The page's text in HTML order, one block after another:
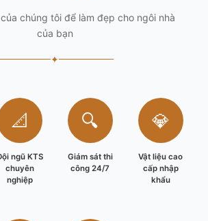
chúng tôi để làm đẹp cho ngôi nhà
của bạn
✦
📐
ngũ KTS
chuyên
nghiệp
🔍
Giám sát thi
công 24/7
💎
Vật liệu cao
cấp nhập
khẩu